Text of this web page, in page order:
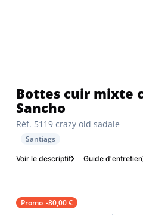
Réf. 5119 crazy old sadale
Bottes cuir mixte crazy old sadale
Sancho
Santiags
Voir le descriptif Guide d'entretien
Promo -80,00 €